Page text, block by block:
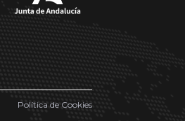
Política de Cookies